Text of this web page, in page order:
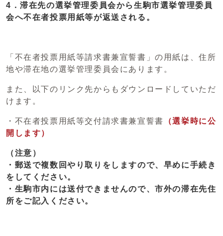
4．滞在先の選挙管理委員会から生駒市選挙管理委員
会へ不在者投票用紙等が返送される。
「不在者投票用紙等請求書兼宣誓書」の用紙は、住所
地や滞在地の選挙管理委員会にあります。
また、以下のリンク先からもダウンロードしていただ
けます。
・不在者投票用紙等交付請求書兼宣誓書
（選挙時に公
開します）
（注意）
・郵送で複数回やり取りをしますので、早めに手続き
をしてください。
・生駒市内には送付できませんので、市外の滞在先住
所をご記入ください。